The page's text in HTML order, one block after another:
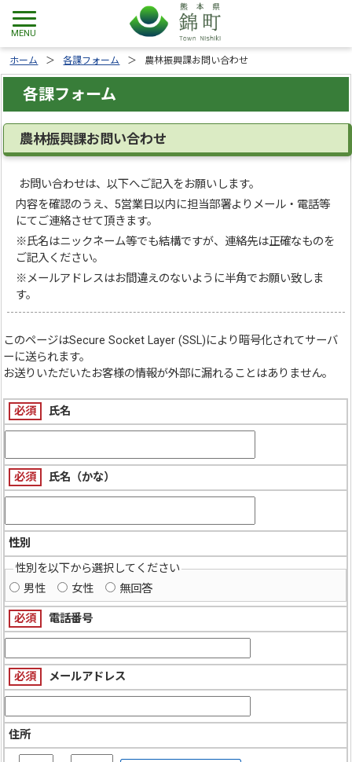
ホーム 各課フォーム 農林振興課お問い合わせ
各課フォーム
農林振興課お問い合わせ
お問い合わせは、以下へご記入をお願いします。
内容を確認のうえ、5営業日以内に担当部署よりメール・電話等
にてご連絡させて頂きます。
※氏名はニックネーム等でも結構ですが、連絡先は正確なものを
ご記入ください。
※メールアドレスはお間違えのないように半角でお願い致しま
す。
このページはSecure Socket Layer (SSL)により暗号化されてサーバ
ーに送られます。
お送りいただいたお客様の情報が外部に漏れることはありません。
必須 氏名
必須 氏名（かな）
性別
性別を以下から選択してください
男性
女性 無回答
必須 電話番号
必須 メールアドレス
住所